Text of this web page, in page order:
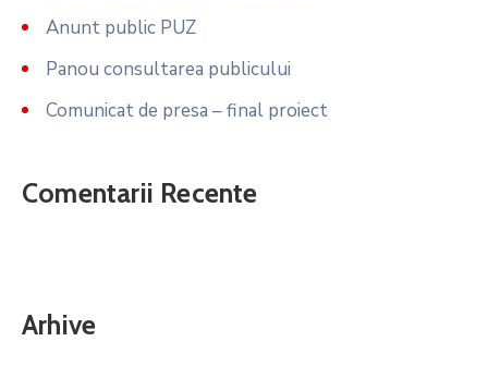
Anunt public PUZ
Panou consultarea publicului
Comunicat de presa – final proiect
Comentarii Recente
Arhive